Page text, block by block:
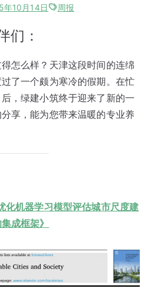
年10月14日 周报
们：
怎么样？天津这段时间的连绵
了一个颇为寒冷的假期。在忙
，绿建小筑终于迎来了新的一
享，能为您带来温暖的专业养
化机器学习模型评估城市尺度建
成框架》